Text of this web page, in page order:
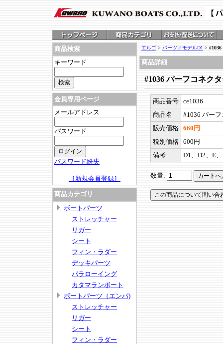
商品検索
キーワード
会員専用ページ
メールアドレス
パスワード
パスワード紛失
［新規会員登録］
商品カテゴリ
ボートパーツ
ストレッチャー
リガー
シート
フィン・ラダー
デッキパーツ
パラローイング
カタマランボート
ボートパーツ（エンパ)
ストレッチャー
リガー
シート
フィン・ラダー
エルゴ > パーツ／モデルD1 >
商品詳細
#1036 パーフコネク
商品番号 ce1036
商品名
#1036 パー
販売価格 660円
税別価格 600円
備考
D1、D2、E
数量: